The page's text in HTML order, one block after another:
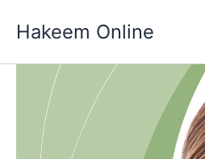
Hakeem Online